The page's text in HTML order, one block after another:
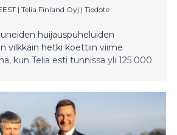
| Telia Finland Oyj | Tiedote
huijauspuheluiden
vilkkain hetki koettiin viime
kun Telia esti tunnissa yli 125 000